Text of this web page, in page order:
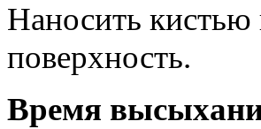
Наносить
поверхность.
Время